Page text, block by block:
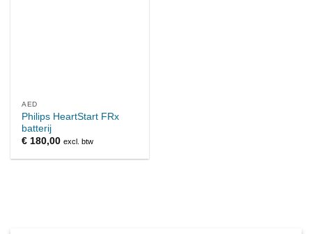
AED
Philips HeartStart FRx
batterij
€ 180,00 excl. btw